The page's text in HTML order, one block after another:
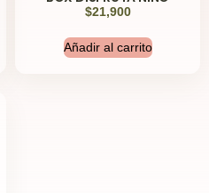
$21,900
Añadir al carrito